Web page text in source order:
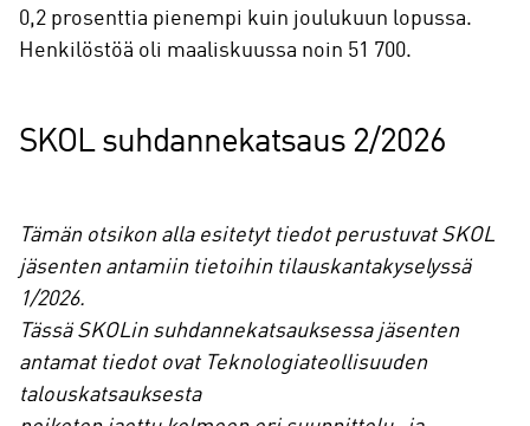
0,2 prosenttia pienempi kuin joulukuun lopussa.
Henkilöstöä oli maaliskuussa noin 51 700.
SKOL suhdannekatsaus 2/2026
Tämän otsikon alla esitetyt tiedot perustuvat SKOL
jäsenten antamiin tietoihin tilauskantakyselyssä
1/2026.
Tässä SKOLin suhdannekatsauksessa jäsenten
antamat tiedot ovat Teknologiateollisuuden
talouskatsauksesta